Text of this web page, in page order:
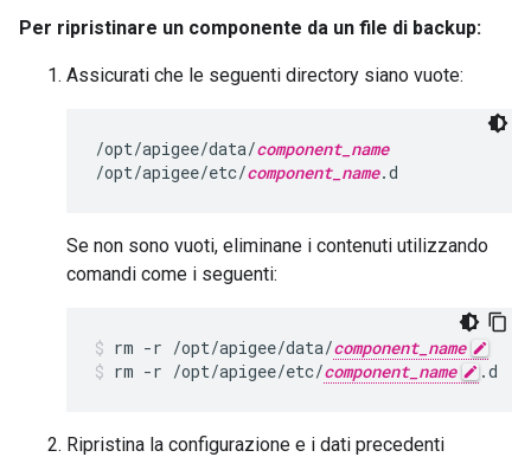
Per ripristinare un componente da un file di backup:
Assicurati che le seguenti directory siano vuote:
/opt/apigee/data/component_name
/opt/apigee/etc/component_name.d
Se non sono vuoti, eliminane i contenuti utilizzando
comandi come i seguenti:
rm -r /opt/apigee/data/component_name
rm -r /opt/apigee/etc/component_name .d
Ripristina la configurazione e i dati precedenti